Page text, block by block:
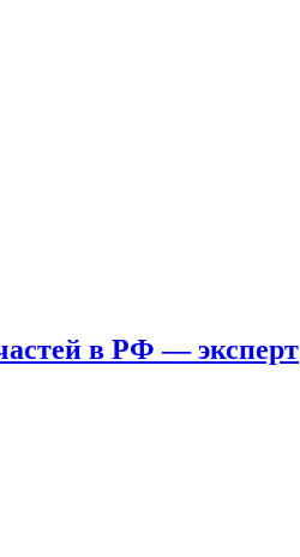
в РФ — эксперт